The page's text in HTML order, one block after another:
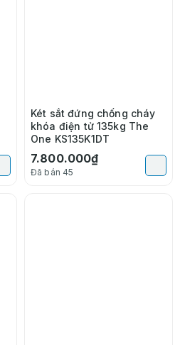
Két sắt đứng chống cháy
khóa điện tử 135kg The
One KS135K1DT
7.800.000₫
Đã bán 45